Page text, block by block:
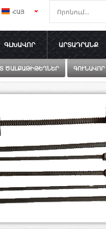
ՀԱՅ
РУС
ENG
ԳԼԽԱՎՈՐ ԱՐՏԱԴՐԱՆՔ
ԾԱԼՔԱԹԻԹԵՂՆԵՐ